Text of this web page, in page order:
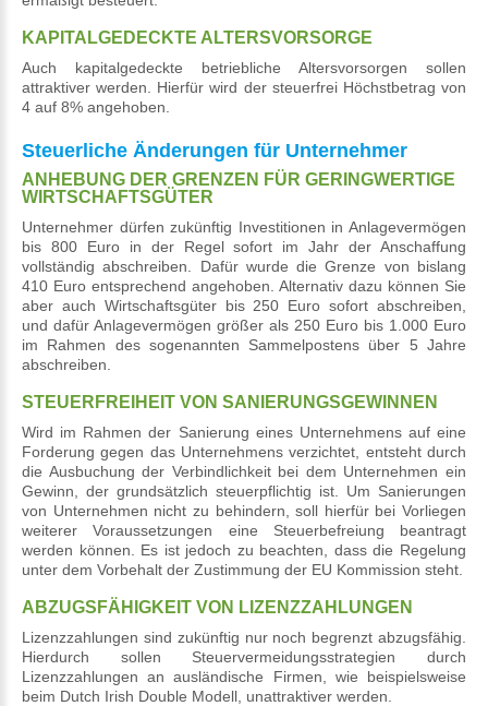
KAPITALGEDECKTE ALTERSVORSORGE
Auch kapitalgedeckte betriebliche Altersvorsorgen sollen
attraktiver werden. Hierfür wird der steuerfrei Höchstbetrag von
4 auf 8% angehoben.
Steuerliche Änderungen für Unternehmer
ANHEBUNG DER GRENZEN FÜR GERINGWERTIGE
WIRTSCHAFTSGÜTER
Unternehmer dürfen zukünftig Investitionen in Anlagevermögen
bis 800 Euro in der Regel sofort im Jahr der Anschaffung
vollständig abschreiben. Dafür wurde die Grenze von bislang
410 Euro entsprechend angehoben. Alternativ dazu können Sie
aber auch Wirtschaftsgüter bis 250 Euro sofort abschreiben,
und dafür Anlagevermögen größer als 250 Euro bis 1.000 Euro
im Rahmen des sogenannten Sammelpostens über 5 Jahre
abschreiben.
STEUERFREIHEIT VON SANIERUNGSGEWINNEN
Wird im Rahmen der Sanierung eines Unternehmens auf eine
Forderung gegen das Unternehmens verzichtet, entsteht durch
die Ausbuchung der Verbindlichkeit bei dem Unternehmen ein
Gewinn, der grundsätzlich steuerpflichtig ist. Um Sanierungen
von Unternehmen nicht zu behindern, soll hierfür bei Vorliegen
weiterer Voraussetzungen eine Steuerbefreiung beantragt
werden können. Es ist jedoch zu beachten, dass die Regelung
unter dem Vorbehalt der Zustimmung der EU Kommission steht.
ABZUGSFÄHIGKEIT VON LIZENZZAHLUNGEN
Lizenzzahlungen sind zukünftig nur noch begrenzt abzugsfähig.
Hierdurch sollen Steuervermeidungsstrategien durch
Lizenzzahlungen an ausländische Firmen, wie beispielsweise
beim Dutch Irish Double Modell, unattraktiver werden.